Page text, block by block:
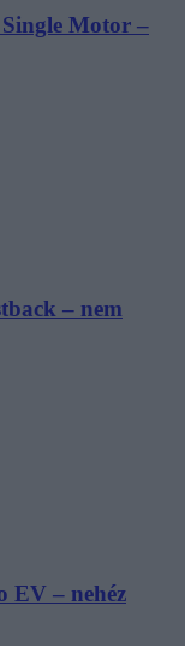
Motor –
– nem
EV – nehéz